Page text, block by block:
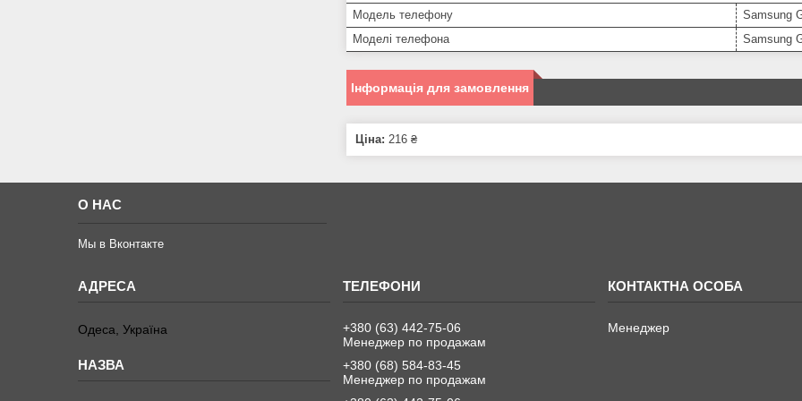
Модель телефону
Samsung
Моделі телефона
Samsung
Інформація для замовлення
Ціна: 216 ₴
О НАС
Мы в Вконтакте
Одеса, Україна
+380 (63) 442-75-06
Менеджер по продажам
+380 (68) 584-83-45
Менеджер по продажам
Менеджер